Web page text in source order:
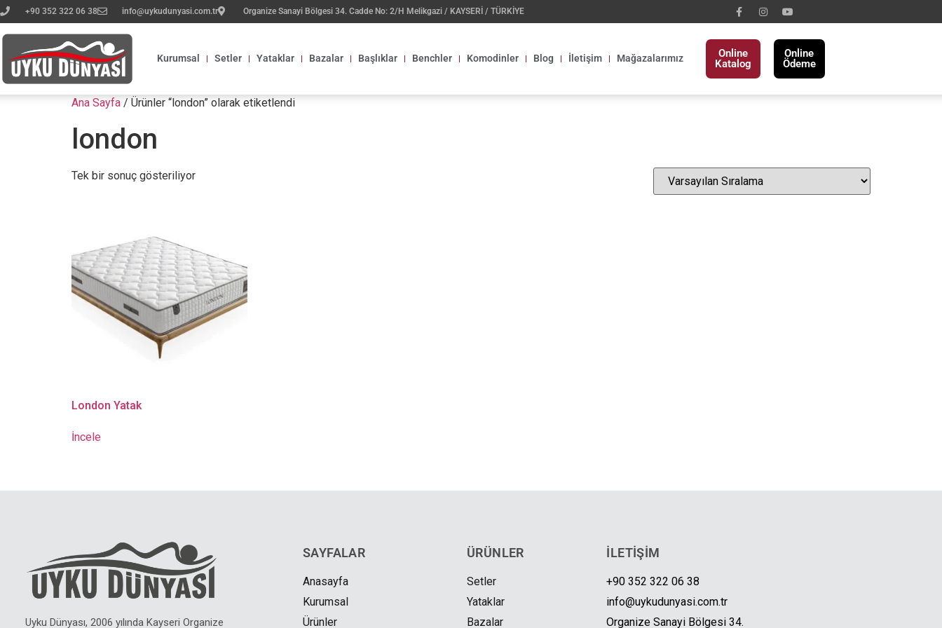
+90 352 322 06 38 info@uykudunyasi.com.tr Organize Sanayi Bölgesi 34. Cadde No: 2/H Melikgazi / KAYSERİ / TÜRKİYE
Kurumsal Setler Yataklar Bazalar Başlıklar Benchler Komodinler Blog İletişim Mağazalarımız
Online
Katalog
Online
Ödeme
Ana Sayfa / Ürünler “london” olarak etiketlendi
london
Tek bir sonuç gösteriliyor
London Yatak
İncele
Uyku Dünyası, 2006 yılında Kayseri Organize
SAYFALAR
Anasayfa
Kurumsal
Ürünler
ÜRÜNLER
Setler
Yataklar
Bazalar
İLETİŞİM
+90 352 322 06 38
info@uykudunyasi.com.tr
Organize Sanayi Bölgesi 34.